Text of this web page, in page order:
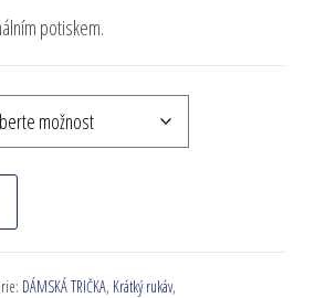
potiskem.
DÁMSKÁ TRIČKA, Krátký rukáv,